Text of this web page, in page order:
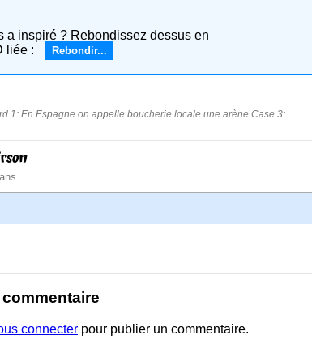
a inspiré ? Rebondissez dessus en
liée :
Rebondir...
1: En Espagne on appelle boucherie locale une arène Case 3:
connecter pour publier un commentaire.